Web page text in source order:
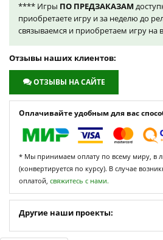
**** Игры ПО ПРЕДЗАКАЗАМ
приобретаете игру и за неделю до
связываемся и приобретаем игру на
Отзывы наших клиентов:
ОТЗЫВЫ НА САЙТЕ
Оплачивайте удобным для вас
* Мы принимаем оплату по всему миру, в
(конвертируется по курсу). В случае
оплатой, свяжитесь с нами.
Другие наши проекты: